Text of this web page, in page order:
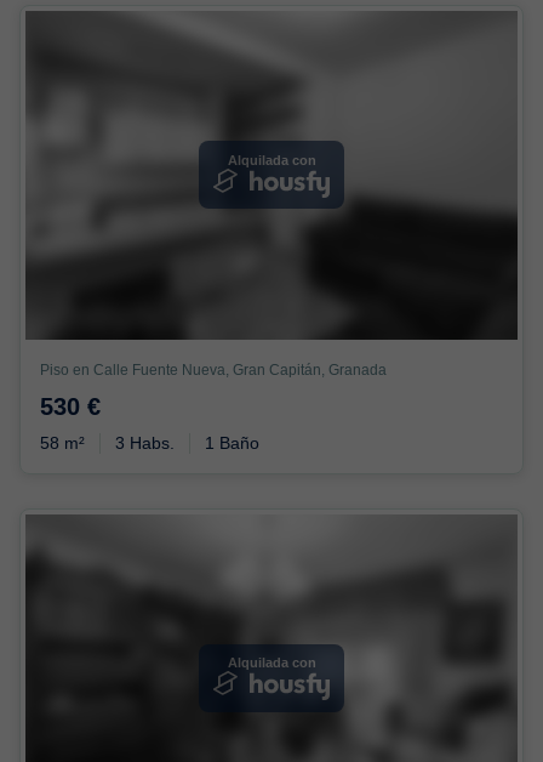
Alquilada con
Piso en Calle Fuente Nueva, Gran Capitán, Granada
530 €
58 m² 3 Habs. 1 Baño
Alquilada con